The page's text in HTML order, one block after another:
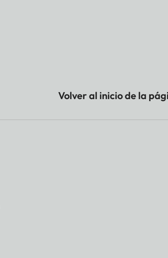
Volver al inicio de la